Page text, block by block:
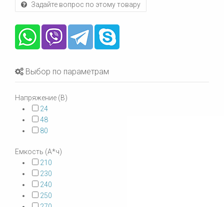
Задайте вопрос по этому товару
Выбор по параметрам
Напряжение (В)
24
48
80
Емкость (А*ч)
210
230
240
250